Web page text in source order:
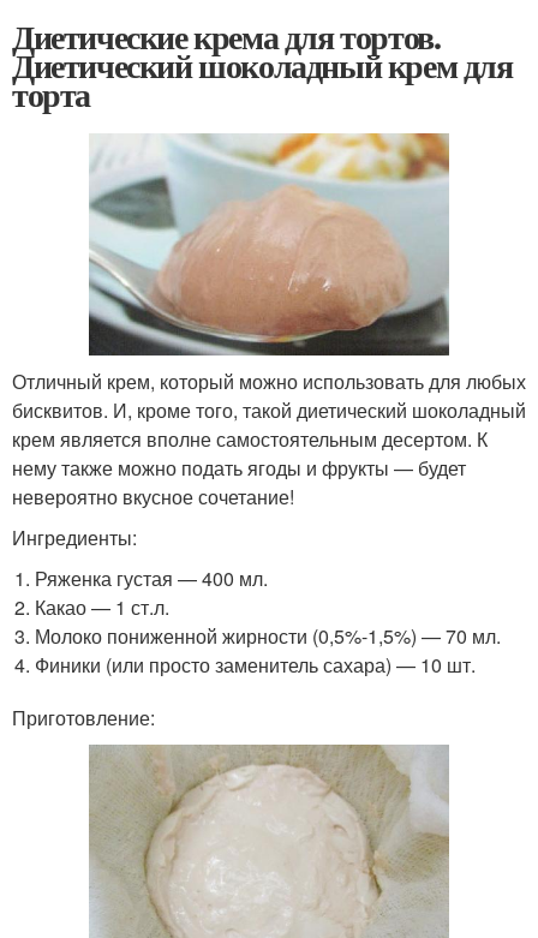
Диетические крема для тортов.
Диетический шоколадный крем для
торта
Отличный крем, который можно использовать для любых
бисквитов. И, кроме того, такой диетический шоколадный
крем является вполне самостоятельным десертом. К
нему также можно подать ягоды и фрукты — будет
невероятно вкусное сочетание!
Ингредиенты:
Ряженка густая — 400 мл.
Какао — 1 ст.л.
Молоко пониженной жирности (0,5%-1,5%) — 70 мл.
Финики (или просто заменитель сахара) — 10 шт.
Приготовление: